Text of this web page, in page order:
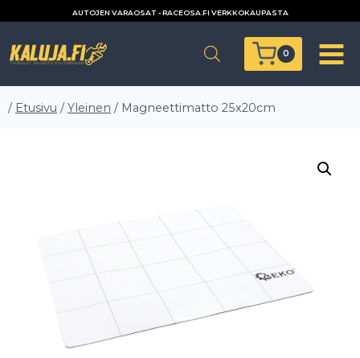
AUTOJEN VARAOSAT - RACEOSA.FI VERKKOKAUPASTA
0
/ Etusivu / Yleinen / Magneettimatto 25x20cm